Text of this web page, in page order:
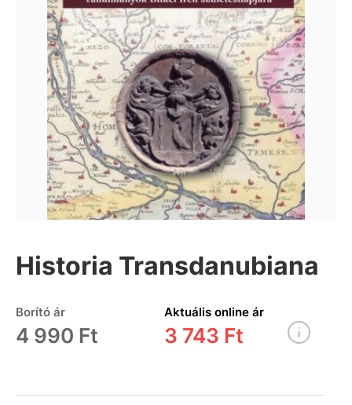
Historia Transdanubiana
Borító ár
4 990 Ft
Aktuális online ár
3 743 Ft